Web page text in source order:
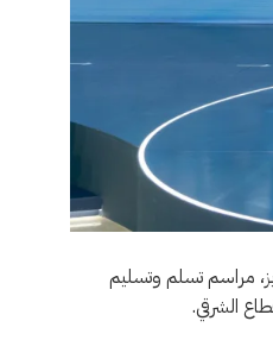
مراسم تسلم وتسليم
الشرقي.